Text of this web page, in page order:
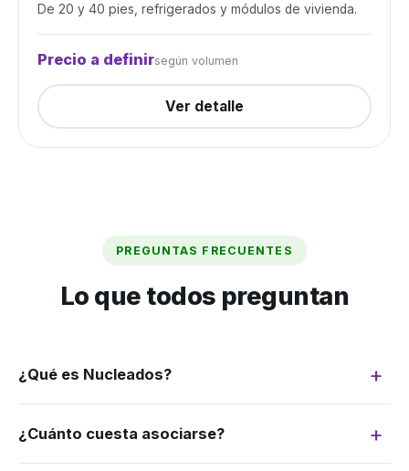
De 20 y 40 pies, refrigerados y módulos de vivienda.
Precio a definirsegún volumen
Ver detalle
PREGUNTAS FRECUENTES
Lo que todos preguntan
¿Qué es Nucleados?
demanda de muchos productores para
negociar como si fuéramos uno solo. Más
¿Cuánto cuesta asociarse?